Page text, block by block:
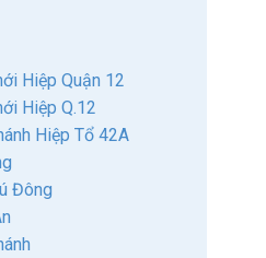
Hiệp Quận 12
Hiệp Q.12
Hiệp Tổ 42A
Đông